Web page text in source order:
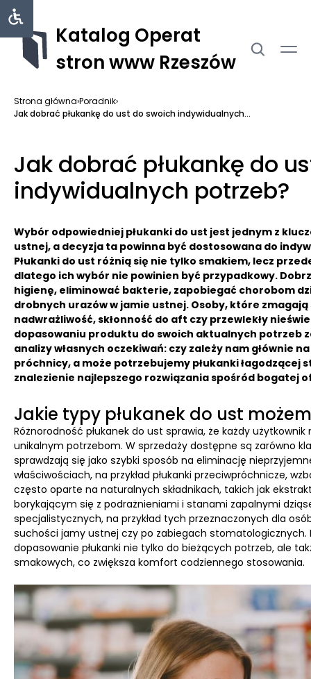
Katalog Operat
stron www Rzeszów
Strona główna›Poradnik›
Jak dobrać płukankę do ust do swoich indywidualnych...
Jak dobrać płukankę do
indywidualnych potrzeb?
Wybór odpowiedniej płukanki do ust jest jednym z
ustnej, a decyzja ta powinna być dostosowana do
Płukanki do ust różnią się nie tylko smakiem, lecz
dlatego ich wybór nie powinien być przypadkowy.
higienę, eliminować bakterie, zapobiegać chorobom
drobnych urazów w jamie ustnej. Osoby, które
nadwrażliwość, skłonność do aft czy przewlekły
dopasowaniu produktu do swoich aktualnych potrzeb
analizy własnych oczekiwań: czy zależy nam głównie
próchnicy, a może potrzebujemy płukanki łagodzącej
znalezienie najlepszego rozwiązania spośród bogatej
Jakie typy płukanek do ust
Różnorodność płukanek do ust sprawia, że każdy
unikalnym potrzebom. W sprzedaży dostępne są zarówno
sprawdzają się jako szybki sposób na eliminację
właściwościach, na przykład płukanki przeciwpróchnicze,
często oparte na naturalnych składnikach, takich jak
borykającym się z podrażnieniami i stanami zapalnymi
specjalistycznych, na przykład tych przeznaczonych dla
suchości jamy ustnej czy po zabiegach stomatologicznych.
dopasowanie płukanki nie tylko do bieżących potrzeb, ale
smakowych, co zwiększa komfort codziennego stosowania.